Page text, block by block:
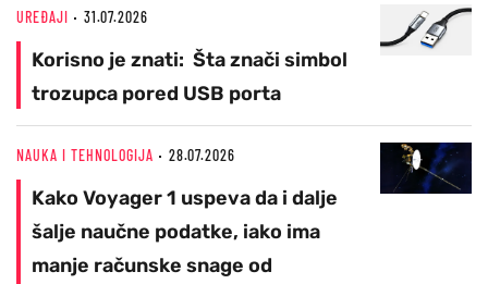
UREĐAJI 31.07.2026
Korisno je znati: Šta znači simbol
trozupca pored USB porta
NAUKA I TEHNOLOGIJA 28.07.2026
Kako Voyager 1 uspeva da i dalje
šalje naučne podatke, iako ima
manje računske snage od